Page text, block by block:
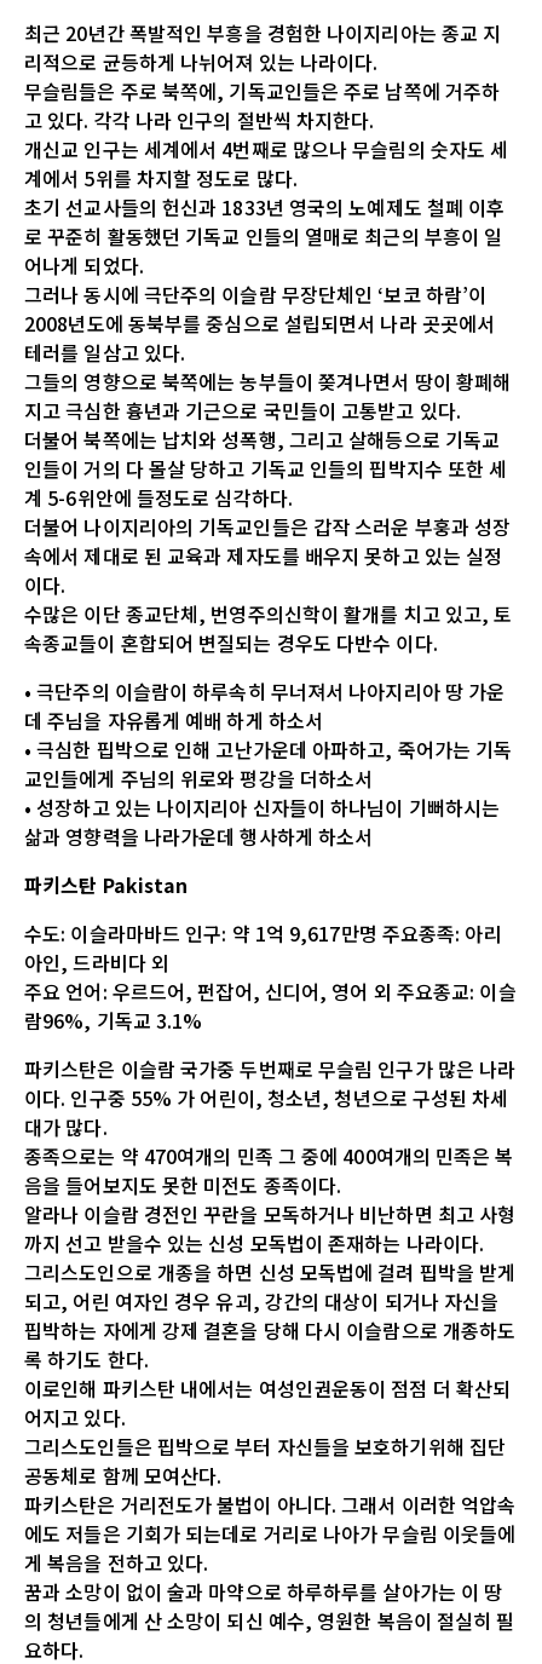
최근 20년간 폭발적인 부흥을 경험한 나이지리아는 종교 지
리적으로 균등하게 나뉘어져 있는 나라이다.
무슬림들은 주로 북쪽에, 기독교인들은 주로 남쪽에 거주하
고 있다. 각각 나라 인구의 절반씩 차지한다.
개신교 인구는 세계에서 4번째로 많으나 무슬림의 숫자도 세
계에서 5위를 차지할 정도로 많다.
초기 선교사들의 헌신과 1833년 영국의 노예제도 철폐 이후
로 꾸준히 활동했던 기독교 인들의 열매로 최근의 부흥이 일
어나게 되었다.
그러나 동시에 극단주의 이슬람 무장단체인 ‘보코 하람’이
2008년도에 동북부를 중심으로 설립되면서 나라 곳곳에서
테러를 일삼고 있다.
그들의 영향으로 북쪽에는 농부들이 쫒겨나면서 땅이 황폐해
지고 극심한 흉년과 기근으로 국민들이 고통받고 있다.
더불어 북쪽에는 납치와 성폭행, 그리고 살해등으로 기독교
인들이 거의 다 몰살 당하고 기독교 인들의 핍박지수 또한 세
계 5-6위안에 들정도로 심각하다.
더불어 나이지리아의 기독교인들은 갑작 스러운 부훙과 성장
속에서 제대로 된 교육과 제자도를 배우지 못하고 있는 실정
이다.
수많은 이단 종교단체, 번영주의신학이 활개를 치고 있고, 토
속종교들이 혼합되어 변질되는 경우도 다반수 이다.
• 극단주의 이슬람이 하루속히 무너져서 나아지리아 땅 가운
데 주님을 자유롭게 예배 하게 하소서
• 극심한 핍박으로 인해 고난가운데 아파하고, 죽어가는 기독
교인들에게 주님의 위로와 평강을 더하소서
• 성장하고 있는 나이지리아 신자들이 하나님이 기뻐하시는
삶과 영향력을 나라가운데 행사하게 하소서
파키스탄 Pakistan
수도: 이슬라마바드 인구: 약 1억 9,617만명 주요종족: 아리
아인, 드라비다 외
주요 언어: 우르드어, 펀잡어, 신디어, 영어 외 주요종교: 이슬
람96%, 기독교 3.1%
파키스탄은 이슬람 국가중 두번째로 무슬림 인구가 많은 나라
이다. 인구중 55% 가 어린이, 청소년, 청년으로 구성된 차세
대가 많다.
종족으로는 약 470여개의 민족 그 중에 400여개의 민족은 복
음을 들어보지도 못한 미전도 종족이다.
알라나 이슬람 경전인 꾸란을 모독하거나 비난하면 최고 사형
까지 선고 받을수 있는 신성 모독법이 존재하는 나라이다.
그리스도인으로 개종을 하면 신성 모독법에 걸려 핍박을 받게
되고, 어린 여자인 경우 유괴, 강간의 대상이 되거나 자신을
핍박하는 자에게 강제 결혼을 당해 다시 이슬람으로 개종하도
록 하기도 한다.
이로인해 파키스탄 내에서는 여성인권운동이 점점 더 확산되
어지고 있다.
그리스도인들은 핍박으로 부터 자신들을 보호하기위해 집단
공동체로 함께 모여산다.
파키스탄은 거리전도가 불법이 아니다. 그래서 이러한 억압속
에도 저들은 기회가 되는데로 거리로 나아가 무슬림 이웃들에
게 복음을 전하고 있다.
꿈과 소망이 없이 술과 마약으로 하루하루를 살아가는 이 땅
의 청년들에게 산 소망이 되신 예수, 영원한 복음이 절실히 필
요하다.